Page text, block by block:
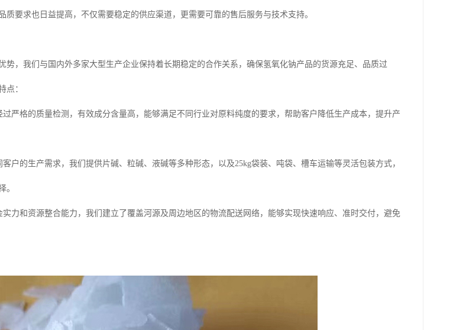
质要求也日益提高，不仅需要稳定的供应渠道，更需要可靠的售后服务与技术支持。
势，我们与国内外多家大型生产企业保持着长期稳定的合作关系，确保氢氧化钠产品的货源充足、品质过
点：
严格的质量检测，有效成分含量高，能够满足不同行业对原料纯度的要求，帮助客户降低生产成本，提升产
户的生产需求，我们提供片碱、粒碱、液碱等多种形态，以及25kg袋装、吨袋、槽车运输等灵活包装方式，
。
力和资源整合能力，我们建立了覆盖河源及周边地区的物流配送网络，能够实现快速响应、准时交付，避免